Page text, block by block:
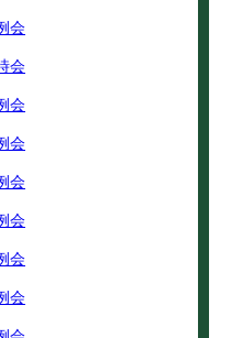
会
会
会
会
会
会
会
会